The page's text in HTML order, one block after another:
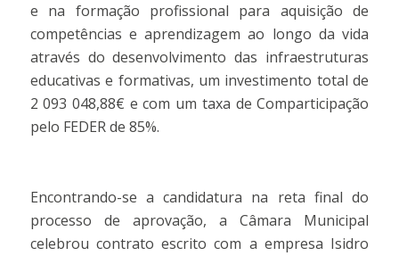
e na formação profissional para aquisição de
competências e aprendizagem ao longo da vida
através do desenvolvimento das infraestruturas
educativas e formativas, um investimento total de
2 093 048,88€ e com um taxa de Comparticipação
pelo FEDER de 85%.
Encontrando-se a candidatura na reta final do
processo de aprovação, a Câmara Municipal
celebrou contrato escrito com a empresa Isidro